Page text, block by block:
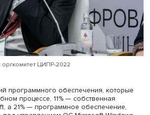
могут такие факторы, как
инструментов поддержки со
их преодолеть, необходимо
цифрового кадрового
важно распространить меры
на цифровые блоки вузов, в
вузовских IT-продуктов,
уже существующих продуктов в
при участии IT-компаний.